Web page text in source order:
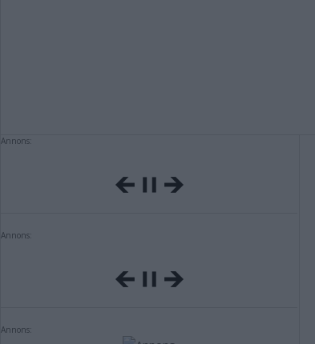
Annons:
Annons:
Annons: